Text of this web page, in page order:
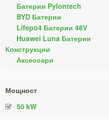
Батерии Pylontech
BYD Батерии
Lifepo4 Батерии 48V
Huawei Luna Батерии
Конструкции
Аксесоари
Мощност
50 kW